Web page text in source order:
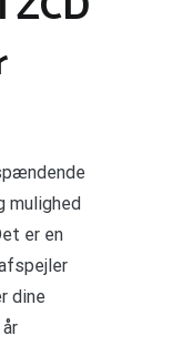
mulighed
er en
dine